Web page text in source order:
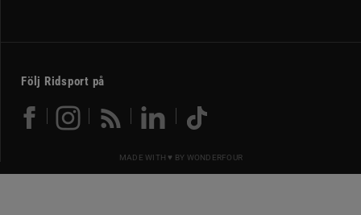
Följ Ridsport på
MADE WITH ♥ BY WONDERFOUR